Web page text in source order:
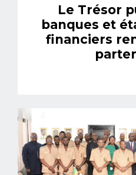
Le Trésor
banques et
financiers